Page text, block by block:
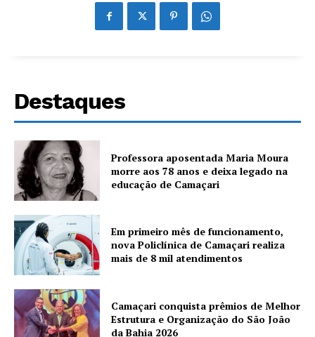
Destaques
Professora aposentada Maria Moura
morre aos 78 anos e deixa legado na
educação de Camaçari
Em primeiro mês de funcionamento,
nova Policlínica de Camaçari realiza
mais de 8 mil atendimentos
Camaçari conquista prêmios de Melhor
Estrutura e Organização do São João
da Bahia 2026